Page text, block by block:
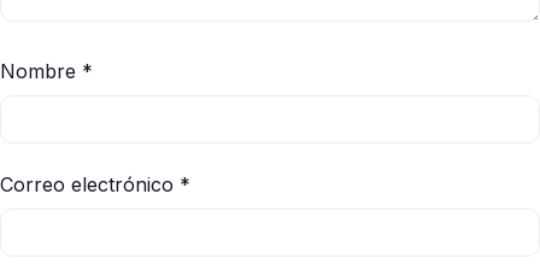
Nombre *
Correo electrónico *